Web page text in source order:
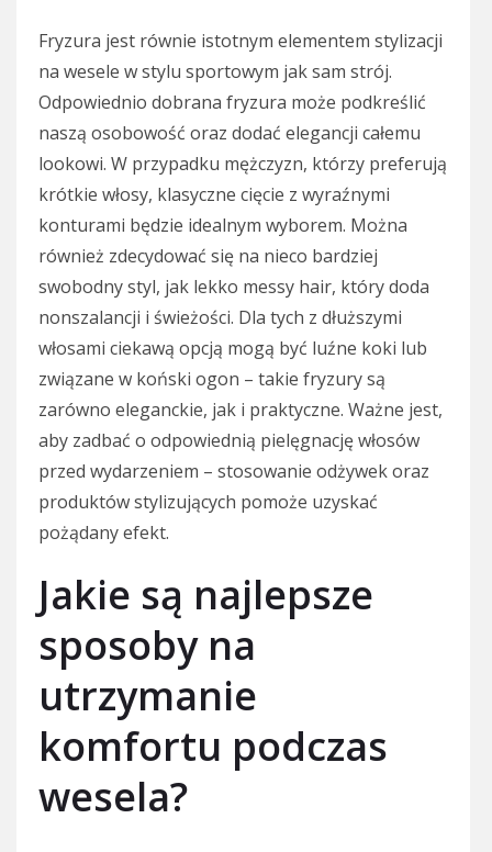
Fryzura jest równie istotnym elementem stylizacji
na wesele w stylu sportowym jak sam strój.
Odpowiednio dobrana fryzura może podkreślić
naszą osobowość oraz dodać elegancji całemu
lookowi. W przypadku mężczyzn, którzy preferują
krótkie włosy, klasyczne cięcie z wyraźnymi
konturami będzie idealnym wyborem. Można
również zdecydować się na nieco bardziej
swobodny styl, jak lekko messy hair, który doda
nonszalancji i świeżości. Dla tych z dłuższymi
włosami ciekawą opcją mogą być luźne koki lub
związane w koński ogon – takie fryzury są
zarówno eleganckie, jak i praktyczne. Ważne jest,
aby zadbać o odpowiednią pielęgnację włosów
przed wydarzeniem – stosowanie odżywek oraz
produktów stylizujących pomoże uzyskać
pożądany efekt.
Jakie są najlepsze
sposoby na
utrzymanie
komfortu podczas
wesela?